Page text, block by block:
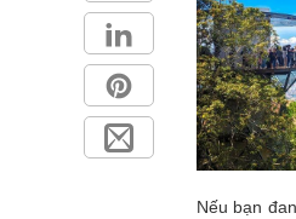
Nếu bạn